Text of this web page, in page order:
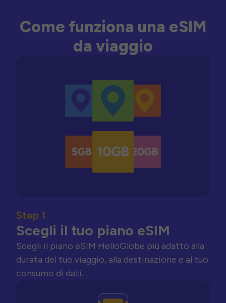
Come funziona una eSIM
da viaggio
Step 1
Scegli il tuo piano eSIM
Scegli il piano eSIM HelloGlobe più adatto alla
durata del tuo viaggio, alla destinazione e al tuo
consumo di dati.